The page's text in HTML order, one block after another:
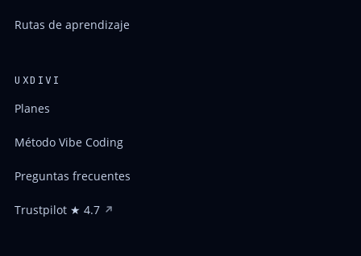
Rutas de aprendizaje
UXDIVI
Planes
Método Vibe Coding
Preguntas frecuentes
Trustpilot ★ 4.7